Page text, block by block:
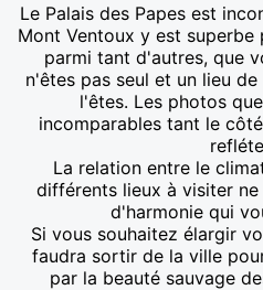
Le Palais des Papes est
Mont Ventoux y est
parmi tant d'autres, que
n'êtes pas seul et un lieu de
l'êtes. Les photos
incomparables tant le
La relation entre le
différents lieux à visiter
d'harmonie qui
Si vous souhaitez élargir
faudra sortir de la ville
par la beauté sauvage